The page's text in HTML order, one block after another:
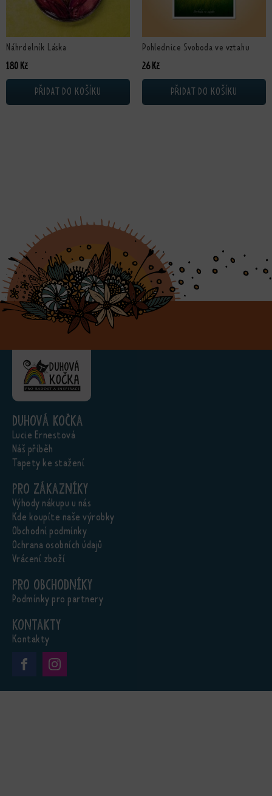
Náhrdelník Láska
180 Kč
PŘIDAT DO KOŠÍKU
Pohlednice Svoboda ve vztahu
26 Kč
PŘIDAT DO KOŠÍKU
Duhová kočka
Lucie Ernestová
Náš příběh
Tapety ke stažení
Pro zákazníky
Výhody nákupu u nás
Kde koupíte naše výrobky
Obchodní podmínky
Ochrana osobních údajů
Vrácení zboží
Pro obchodníky
Podmínky pro partnery
Kontakty
Kontakty